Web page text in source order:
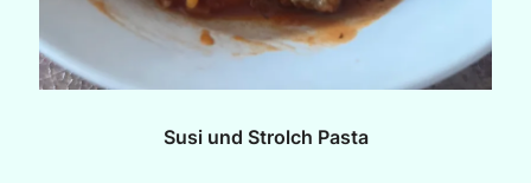
Susi und Strolch Pasta